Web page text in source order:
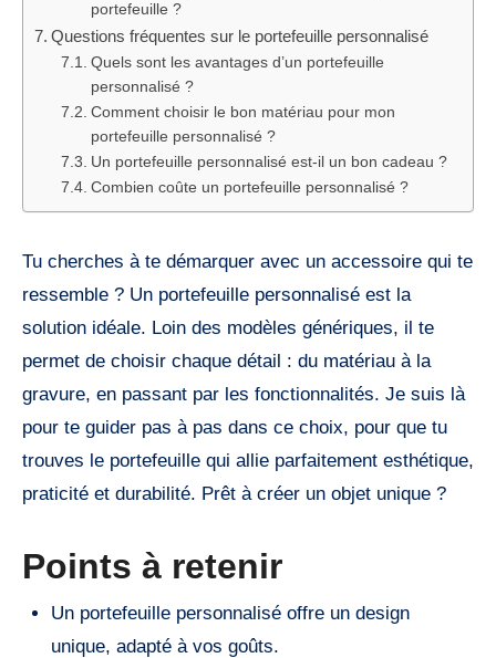
portefeuille ?
Questions fréquentes sur le portefeuille personnalisé
Quels sont les avantages d’un portefeuille
personnalisé ?
Comment choisir le bon matériau pour mon
portefeuille personnalisé ?
Un portefeuille personnalisé est-il un bon cadeau ?
Combien coûte un portefeuille personnalisé ?
Tu cherches à te démarquer avec un accessoire qui te
ressemble ? Un portefeuille personnalisé est la
solution idéale. Loin des modèles génériques, il te
permet de choisir chaque détail : du matériau à la
gravure, en passant par les fonctionnalités. Je suis là
pour te guider pas à pas dans ce choix, pour que tu
trouves le portefeuille qui allie parfaitement esthétique,
praticité et durabilité. Prêt à créer un objet unique ?
Points à retenir
Un portefeuille personnalisé offre un design
unique, adapté à vos goûts.